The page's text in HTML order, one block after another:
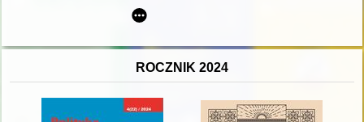
ROCZNIK 2024